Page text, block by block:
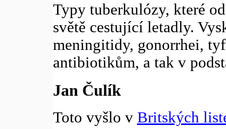
Typy tuberkulózy, které
světě cestující letadly.
meningitidy, gonorrhei,
antibiotikům, a tak v
Jan Čulík
Toto vyšlo v Britských